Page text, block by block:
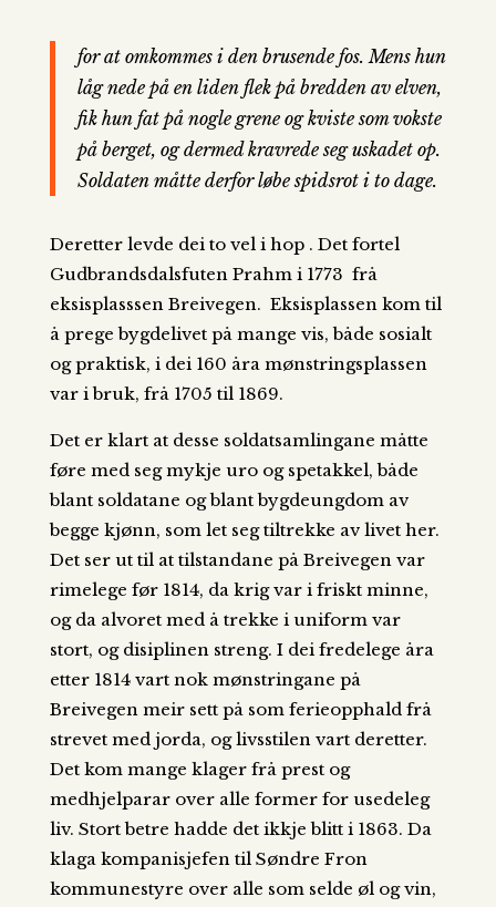
for at omkommes i den brusende fos. Mens hun
låg nede på en liden flek på bredden av elven,
fik hun fat på nogle grene og kviste som vokste
på berget, og dermed kravrede seg uskadet op.
Soldaten måtte derfor løbe spidsrot i to dage.
Deretter levde dei to vel i hop . Det fortel
Gudbrandsdalsfuten Prahm i 1773 frå
eksisplasssen Breivegen. Eksisplassen kom til
å prege bygdelivet på mange vis, både sosialt
og praktisk, i dei 160 åra mønstringsplassen
var i bruk, frå 1705 til 1869.
Det er klart at desse soldatsamlingane måtte
føre med seg mykje uro og spetakkel, både
blant soldatane og blant bygdeungdom av
begge kjønn, som let seg tiltrekke av livet her.
Det ser ut til at tilstandane på Breivegen var
rimelege før 1814, da krig var i friskt minne,
og da alvoret med å trekke i uniform var
stort, og disiplinen streng. I dei fredelege åra
etter 1814 vart nok mønstringane på
Breivegen meir sett på som ferieopphald frå
strevet med jorda, og livsstilen vart deretter.
Det kom mange klager frå prest og
medhjelparar over alle former for usedeleg
liv. Stort betre hadde det ikkje blitt i 1863. Da
klaga kompanisjefen til Søndre Fron
kommunestyre over alle som selde øl og vin,